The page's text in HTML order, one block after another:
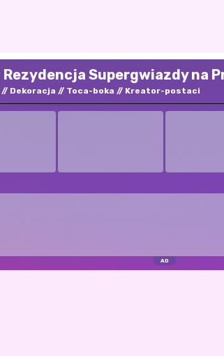
Rezydencja Supergwiazdy na
Dekoracja Toca-boka Kreator-postaci